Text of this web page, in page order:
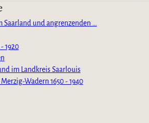
und angrenzenden …
1920
im Landkreis Saarlouis
Wadern 1650 - 1940